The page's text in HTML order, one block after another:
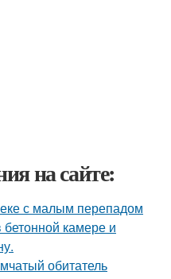
на сайте:
с малым перепадом
камере и
обитатель